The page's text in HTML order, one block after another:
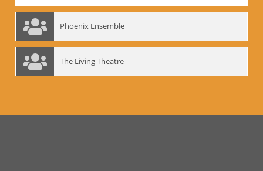
Phoenix Ensemble
The Living Theatre